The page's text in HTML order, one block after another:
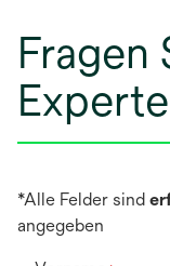
Fragen
*Alle Felder sind
angegeben